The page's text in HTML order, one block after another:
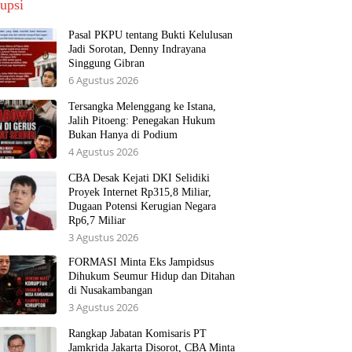
Pasal PKPU tentang Bukti Kelulusan
Jadi Sorotan, Denny Indrayana
Singgung Gibran
6 Agustus 2026
Tersangka Melenggang ke Istana,
Jalih Pitoeng: Penegakan Hukum
Bukan Hanya di Podium
4 Agustus 2026
CBA Desak Kejati DKI Selidiki
Proyek Internet Rp315,8 Miliar,
Dugaan Potensi Kerugian Negara
Rp6,7 Miliar
3 Agustus 2026
FORMASI Minta Eks Jampidsus
Dihukum Seumur Hidup dan Ditahan
di Nusakambangan
3 Agustus 2026
Rangkap Jabatan Komisaris PT
Jamkrida Jakarta Disorot, CBA Minta